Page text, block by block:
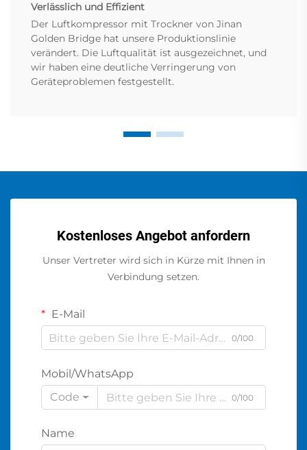
Verlässlich und Effizient
Der Luftkompressor mit Trockner von Jinan
Golden Bridge hat unsere Produktionslinie
verändert. Die Luftqualität ist ausgezeichnet, und
wir haben eine deutliche Verringerung von
Geräteproblemen festgestellt.
Kostenloses Angebot anfordern
Unser Vertreter wird sich in Kürze mit Ihnen in
Verbindung setzen.
E-Mail
0/100
Mobil/WhatsApp
Code
0/100
Name